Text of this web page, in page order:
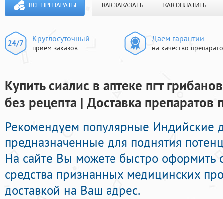
ВСЕ ПРЕПАРАТЫ КАК ЗАКАЗАТЬ КАК ОПЛАТИТЬ
Круглосуточный
прием заказов
Даем гарантии
на качество
Купить сиалис в аптеке пгт
без рецепта | Доставка препаратов
Рекомендуем популярные Индийские
предназначенные для поднятия
На сайте Вы можете быстро оформить
средства признанных медицинских
доставкой на Ваш адрес.